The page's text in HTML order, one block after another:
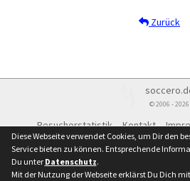
Zurück
© 2006 - 2026
Besucherstatistik Kontakt
Diese Webseite verwendet Cookies, um Dir den
Service bieten zu können. Entsprechende
Du unter Datenschutz.
Mit der Nutzung der Webseite erklärst Du Dich